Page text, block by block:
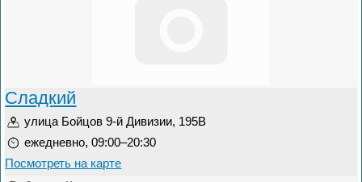
Сладкий
улица Бойцов 9-й Дивизии, 195В
ежедневно, 09:00–20:30
Посмотреть на карте